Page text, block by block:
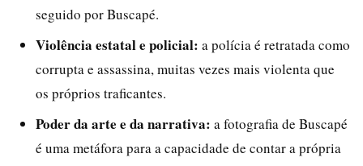
seguido por Buscapé.
Violência estatal e policial: a polícia é retratada como
corrupta e assassina, muitas vezes mais violenta que
os próprios traficantes.
Poder da arte e da narrativa: a fotografia de Buscapé
é uma metáfora para a capacidade de contar a própria